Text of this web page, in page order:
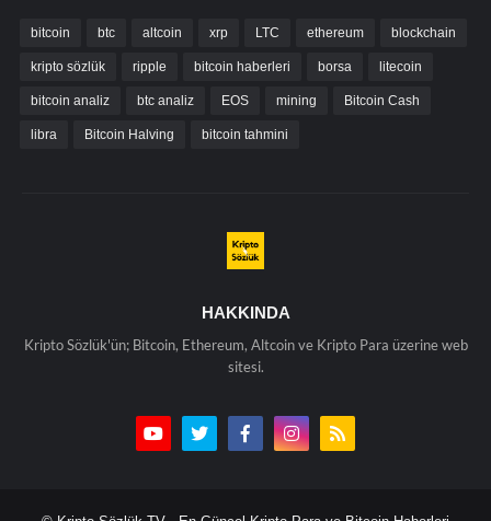
bitcoin btc altcoin xrp LTC ethereum blockchain
kripto sözlük ripple bitcoin haberleri borsa litecoin
bitcoin analiz btc analiz EOS mining Bitcoin Cash
libra Bitcoin Halving bitcoin tahmini
HAKKINDA
Kripto Sözlük'ün; Bitcoin, Ethereum, Altcoin ve Kripto Para üzerine web
sitesi.